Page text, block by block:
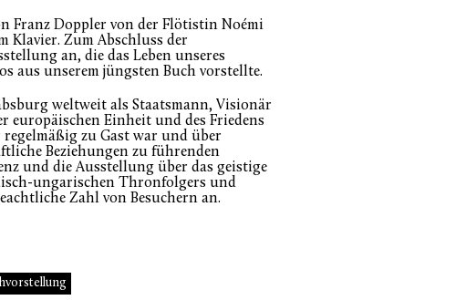
Franz Doppler von der Flötistin Noémi
Klavier. Zum Abschluss der
an, die das Leben unseres
aus unserem jüngsten Buch vorstellte.
weltweit als Staatsmann, Visionär
europäischen Einheit und des Friedens
zu Gast war und über
Beziehungen zu führenden
und die Ausstellung über das geistige
ungarischen Thronfolgers und
Zahl von Besuchern an.